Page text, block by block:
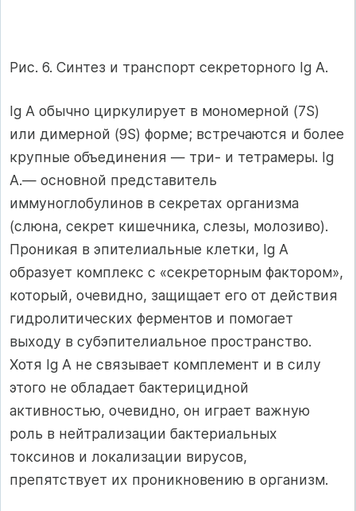
Рис. 6. Синтез и транспорт секреторного Ig А.
Ig А обычно циркулирует в мономерной (7S)
или димерной (9S) форме; встречаются и более
крупные объединения — три- и тетрамеры. Ig
А.— основной представитель
иммуноглобулинов в секретах организма
(слюна, секрет кишечника, слезы, молозиво).
Проникая в эпителиальные клетки, Ig А
образует комплекс с «секреторным фактором»,
который, очевидно, защищает его от действия
гидролитических ферментов и помогает
выходу в субэпителиальное пространство.
Хотя Ig А не связывает комплемент и в силу
этого не обладает бактерицидной
активностью, очевидно, он играет важную
роль в нейтрализации бактериальных
токсинов и локализации вирусов,
препятствует их проникновению в организм.